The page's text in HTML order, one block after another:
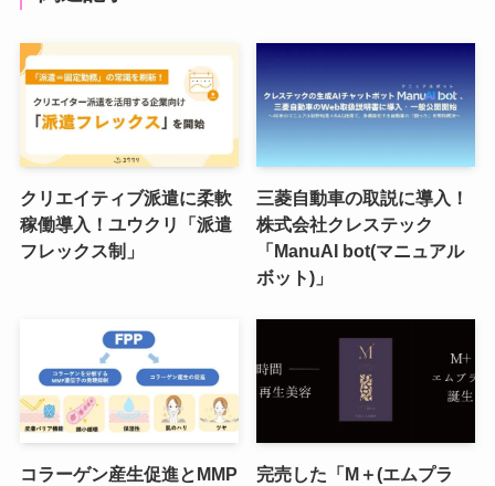
クリエイティブ派遣に柔軟
稼働導入！ユウクリ「派遣
フレックス制」
三菱自動車の取説に導入！
株式会社クレステック
「ManuAI bot(マニュアル
ボット)」
コラーゲン産生促進とMMP
完売した「M＋(エムプラ